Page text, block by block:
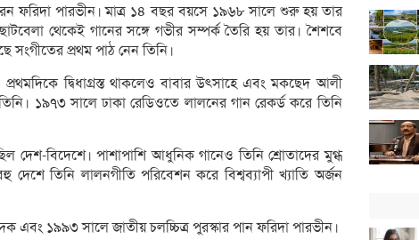
ফরিদা পারভীন। মাত্র ১৪ বছর বয়সে ১৯৬৮ সালে শুরু হয় তার
থেকেই গানের সঙ্গে গভীর সম্পর্ক তৈরি হয় তার। শৈশবে
সংগীতের প্রথম পাঠ নেন তিনি।
দ্বিধাগ্রস্ত থাকলেও বাবার উৎসাহে এবং মকছেদ আলী
১৯৭৩ সালে ঢাকা রেডিওতে লালনের গান রেকর্ড করে তিনি
দেশ-বিদেশে। পাশাপাশি আধুনিক গানেও তিনি শ্রোতাদের মুগ্ধ
দেশে তিনি লালনগীতি পরিবেশন করে বিশ্বব্যাপী খ্যাতি অর্জন
১৯৯৩ সালে জাতীয় চলচ্চিত্র পুরস্কার পান ফরিদা পারভীন।